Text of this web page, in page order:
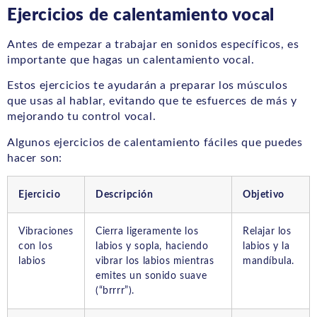
Ejercicios de calentamiento vocal
Antes de empezar a trabajar en sonidos específicos, es
importante que hagas un calentamiento vocal.
Estos ejercicios te ayudarán a preparar los músculos
que usas al hablar, evitando que te esfuerces de más y
mejorando tu control vocal.
Algunos ejercicios de calentamiento fáciles que puedes
hacer son:
Ejercicio Descripción Objetivo
Vibraciones
con los
labios
Cierra ligeramente los
labios y sopla, haciendo
vibrar los labios mientras
emites un sonido suave
(“brrrr”).
Relajar los
labios y la
mandíbula.